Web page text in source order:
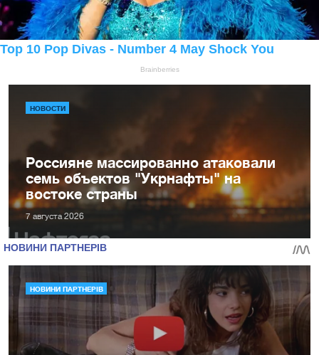
НОВОСТИ
Россияне массированно атаковали
семь объектов "Укрнафты" на
востоке страны
7 августа 2026